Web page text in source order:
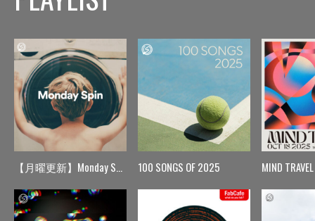
【月曜更新】Monday Spin 100 SONGS OF 2025 MIND TRAVEL